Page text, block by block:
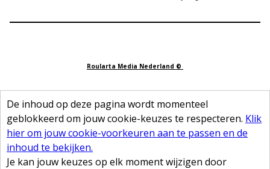
Roularta Media Nederland ©
De inhoud op deze pagina wordt momenteel
geblokkeerd om jouw cookie-keuzes te respecteren. Klik
hier om jouw cookie-voorkeuren aan te passen en de
inhoud te bekijken.
Je kan jouw keuzes op elk moment wijzigen door